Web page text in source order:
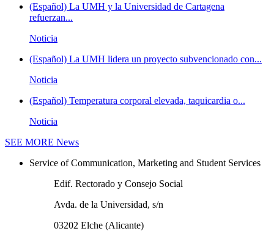
(Español) La UMH y la Universidad de Cartagena
refuerzan...
Noticia
(Español) La UMH lidera un proyecto subvencionado con...
Noticia
(Español) Temperatura corporal elevada, taquicardia o...
Noticia
SEE MORE News
Service of Communication, Marketing and Student Services
Edif. Rectorado y Consejo Social
Avda. de la Universidad, s/n
03202 Elche (Alicante)